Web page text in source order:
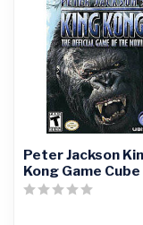
Peter Jackson
Kong Game Cube